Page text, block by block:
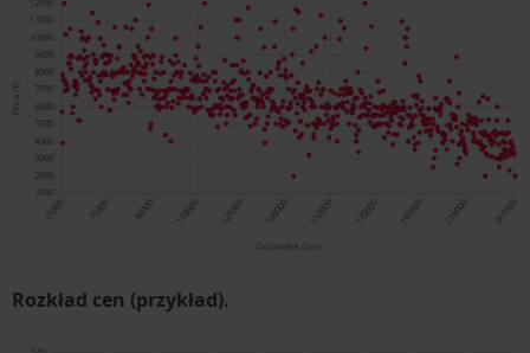
Rozkład cen (przykład).